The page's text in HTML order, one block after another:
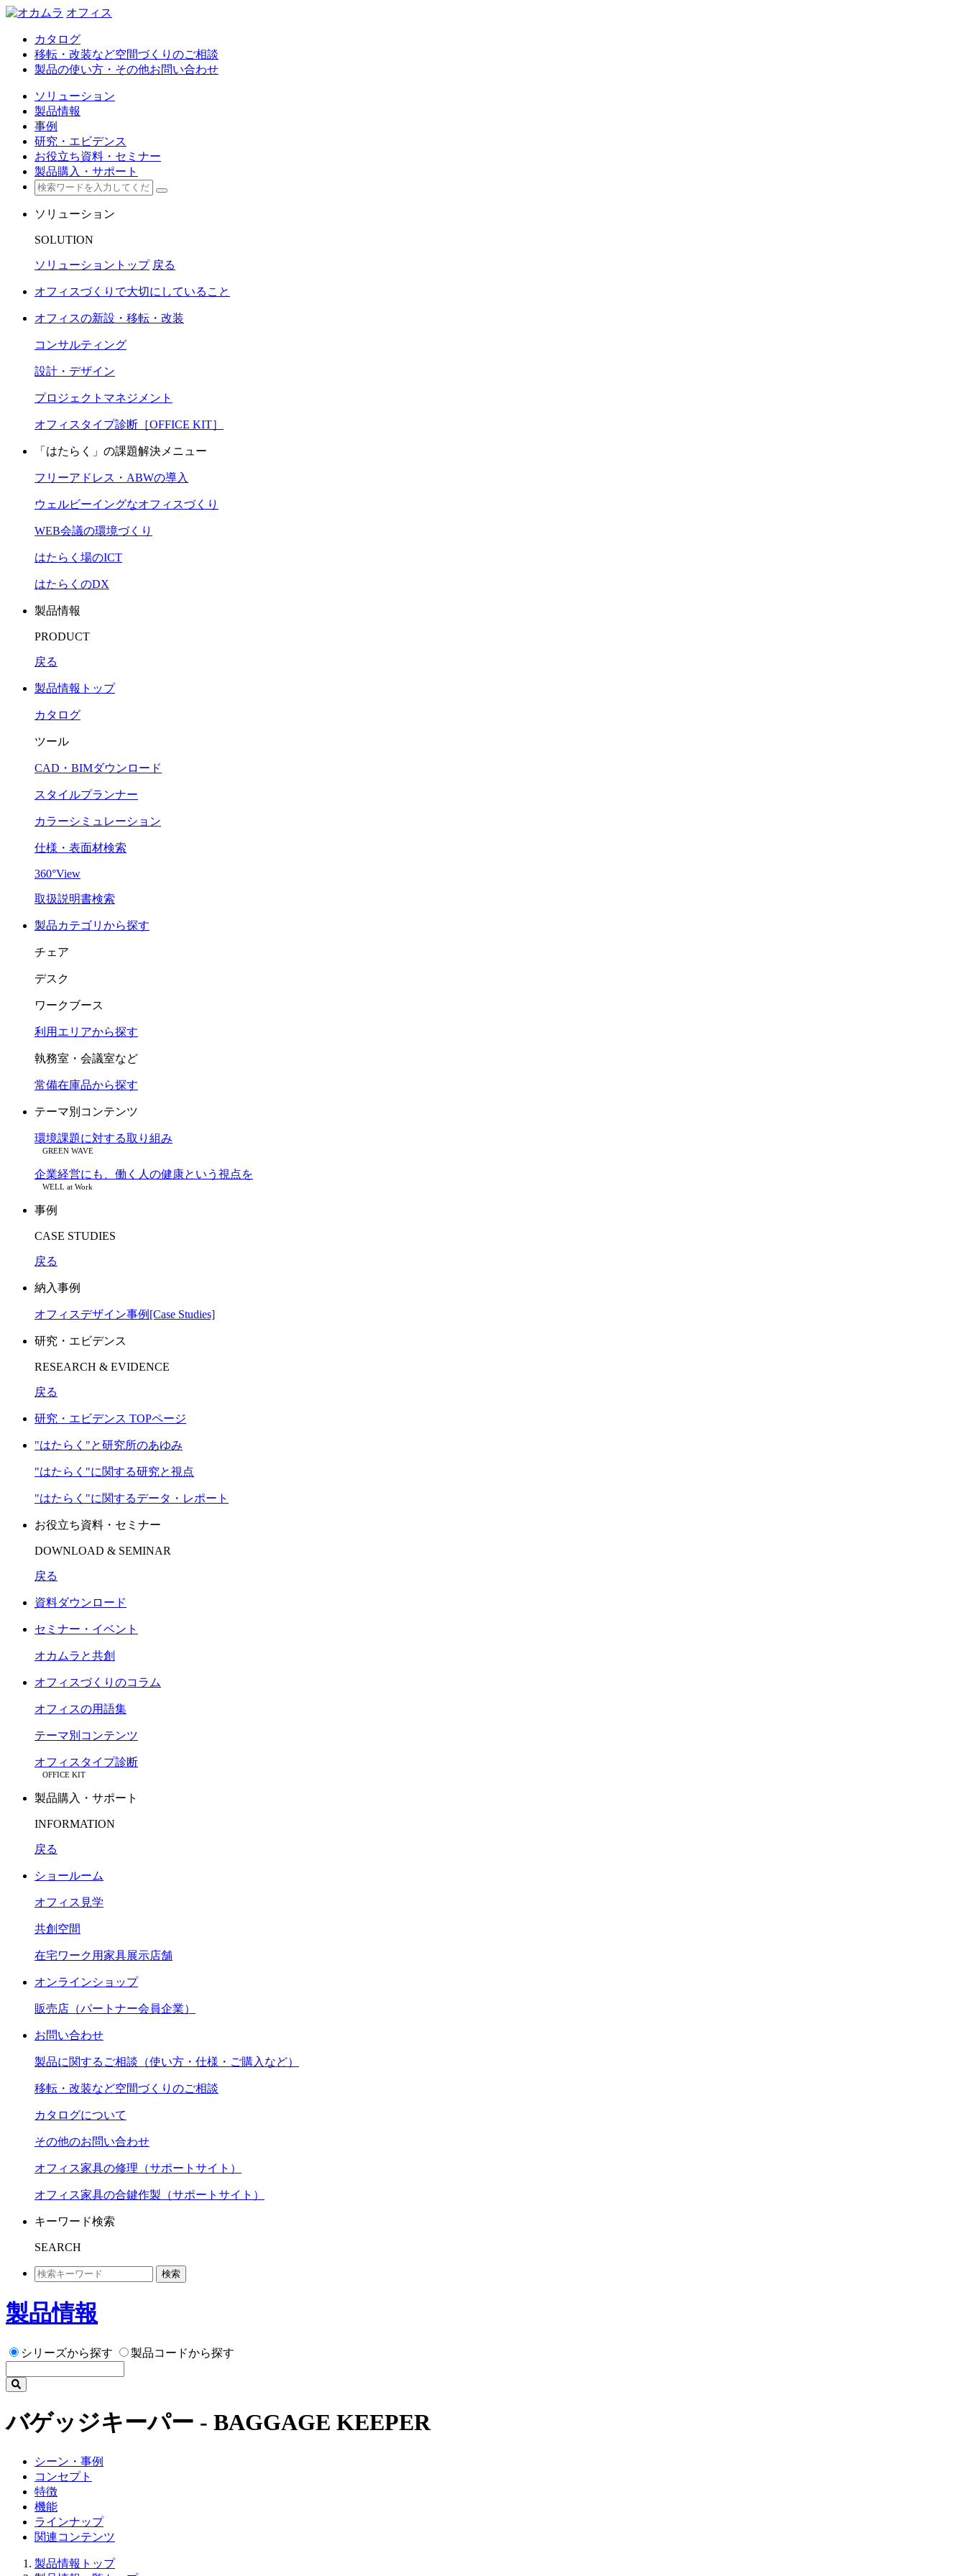
オフィス
カタログ
移転・改装など空間づくりのご相談
製品の使い方・その他お問い合わせ
ソリューション
製品情報
事例
研究・エビデンス
お役立ち資料・セミナー
製品購入・サポート
ソリューション
SOLUTION
ソリューショントップ 戻る
オフィスづくりで大切にしていること
オフィスの新設・移転・改装
コンサルティング
設計・デザイン
プロジェクトマネジメント
オフィスタイプ診断［OFFICE KIT］
「はたらく」の課題解決メニュー
フリーアドレス・ABWの導入
ウェルビーイングなオフィスづくり
WEB会議の環境づくり
はたらく場のICT
はたらくのDX
製品情報
PRODUCT
戻る
製品情報トップ
カタログ
ツール
CAD・BIMダウンロード
スタイルプランナー
カラーシミュレーション
仕様・表面材検索
360°View
取扱説明書検索
製品カテゴリから探す
チェア
デスク
ワークブース
利用エリアから探す
執務室・会議室など
常備在庫品から探す
テーマ別コンテンツ
環境課題に対する取り組み
GREEN WAVE
企業経営にも、働く人の健康という視点を
WELL at Work
事例
CASE STUDIES
戻る
納入事例
オフィスデザイン事例[Case Studies]
研究・エビデンス
RESEARCH & EVIDENCE
戻る
研究・エビデンス TOPページ
"はたらく"と研究所のあゆみ
"はたらく"に関する研究と視点
"はたらく"に関するデータ・レポート
お役立ち資料・セミナー
DOWNLOAD & SEMINAR
戻る
資料ダウンロード
セミナー・イベント
オカムラと共創
オフィスづくりのコラム
オフィスの用語集
テーマ別コンテンツ
オフィスタイプ診断
OFFICE KIT
製品購入・サポート
INFORMATION
戻る
ショールーム
オフィス見学
共創空間
在宅ワーク用家具展示店舗
オンラインショップ
販売店（パートナー会員企業）
お問い合わせ
製品に関するご相談（使い方・仕様・ご購入など）
移転・改装など空間づくりのご相談
カタログについて
その他のお問い合わせ
オフィス家具の修理（サポートサイト）
オフィス家具の合鍵作製（サポートサイト）
キーワード検索
SEARCH
検索
製品情報
シリーズから探す 製品コードから探す
バゲッジキーパー - BAGGAGE KEEPER
シーン・事例
コンセプト
特徴
機能
ラインナップ
関連コンテンツ
製品情報トップ